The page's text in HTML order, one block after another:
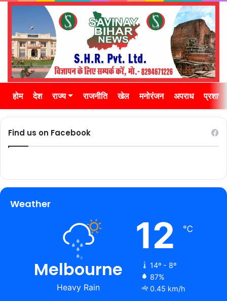
होम देश राज्य राजनीति खेल मनोरंजन अपराध
Find us on Facebook
Weather
Melbourne
Heavy Rain
12 ℃
14º - 8º
87%
0.45 km/h